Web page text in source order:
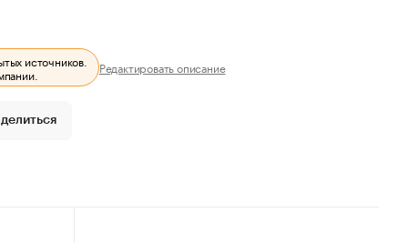
источников.
Редактировать описание